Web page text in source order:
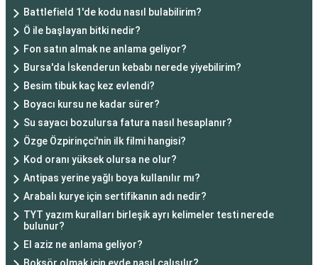
Battlefield 1'de kodu nasıl bulabilirim?
Ö ile başlayan bitki nedir?
Fon satın almak ne anlama geliyor?
Bursa'da İskenderun kebabı nerede yiyebilirim?
Besim tibuk kaç kez evlendi?
Boyacı kursu ne kadar sürer?
Su sayacı bozulursa fatura nasıl hesaplanır?
Özge Özpirinçci'nin ilk filmi hangisi?
Kod oranı yüksek olursa ne olur?
Antipas yerine yağlı boya kullanılır mı?
Arabalı kurye için sertifikanın adı nedir?
TYT yazım kuralları birleşik ayrı kelimeler testi nerede
bulunur?
El aziz ne anlama geliyor?